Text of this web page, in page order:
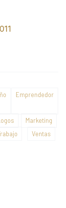
Emprendedor
Marketing
Ventas